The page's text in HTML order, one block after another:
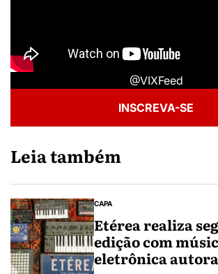
@VIXFeed
INSCREVA-SE
Leia também
CAPA
Etérea realiza
edição com
eletrônica